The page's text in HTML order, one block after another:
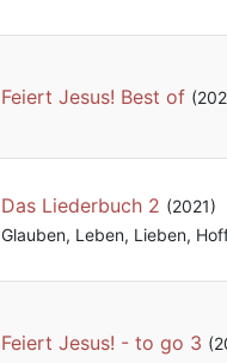
Feiert Jesus! Best of
Das Liederbuch 2 (2021)
Glauben, Leben, Lieben,
Feiert Jesus! - to go 3